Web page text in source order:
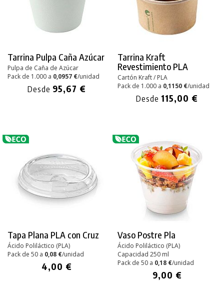
Tarrina Pulpa Caña Azúcar
Pulpa de Caña de Azúcar
Pack de 1.000 a 0,0957 €/unidad
Desde 95,67 €
Tarrina Kraft
Revestimiento PLA
Cartón Kraft / PLA
Pack de 1.000 a 0,1150 €/unidad
Desde 115,00 €
Tapa Plana PLA con Cruz
Ácido Poliláctico (PLA)
Pack de 50 a 0,08 €/unidad
4,00 €
Vaso Postre Pla
Ácido Poliláctico (PLA)
Capacidad 250 ml
Pack de 50 a 0,18 €/unidad
9,00 €